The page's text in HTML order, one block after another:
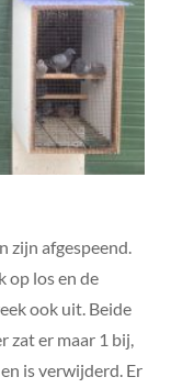
zijn afgespeend.
op los en de
ook uit. Beide
zat er maar 1 bij,
is verwijderd. Er